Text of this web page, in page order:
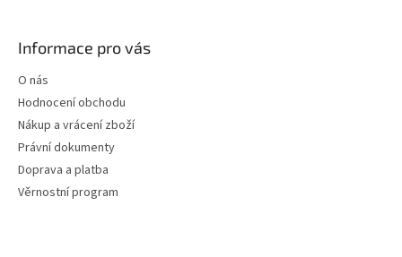
Informace pro vás
O nás
Hodnocení obchodu
Nákup a vrácení zboží
Právní dokumenty
Doprava a platba
Věrnostní program